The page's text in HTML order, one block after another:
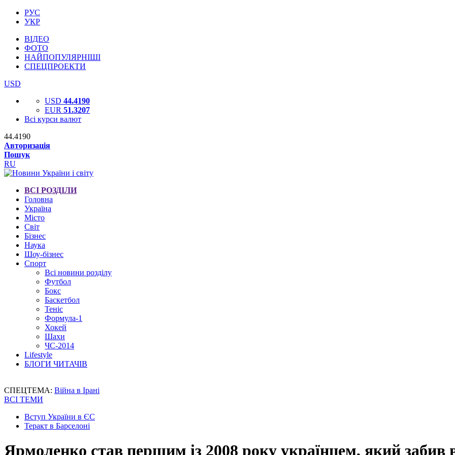
РУС
УКР
ВІДЕО
ФОТО
НАЙПОПУЛЯРНІШІ
СПЕЦПРОЕКТИ
USD
USD 44.4190
EUR 51.3207
Всі курси валют
44.4190
Авторизація
Пошук
RU
ВСІ РОЗДІЛИ
Головна
Україна
Місто
Світ
Бізнес
Наука
Шоу-бізнес
Спорт
Всі новини розділу
Футбол
Бокс
Баскетбол
Теніс
Формула-1
Хокей
Шахи
ЧС-2014
Lifestyle
БЛОГИ ЧИТАЧІВ
СПЕЦТЕМА: Війна в Ірані
ВСІ ТЕМИ
Вступ України в ЄС
Теракт в Барселоні
Ярмоленко став першим із 2008 року українцем, який